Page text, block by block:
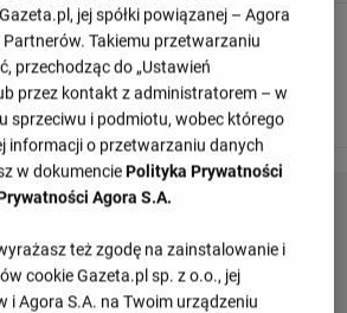
zmianę. Alejo Veliz schodzi z
Navarro.
jej spółki powiązanej – Agora
Takiemu przetwarzaniu
przechodząc do „Ustawień
przez kontakt z administratorem – w
sprzeciwu i podmiotu, wobec którego
informacji o przetwarzaniu danych
w dokumenciePolityka Prywatności
Agora S.A.
też zgodę na zainstalowanie i
cookie Gazeta.pl sp. z o.o., jej
i Agora S.A. na Twoim urządzeniu